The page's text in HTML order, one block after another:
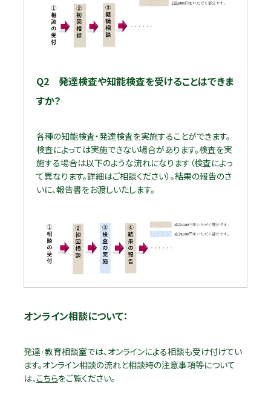
Q2 発達検査や知能検査を受けることはできま
すか？
各種の知能検査・発達検査を実施することができます。
検査によっては実施できない場合があります。検査を実
施する場合は以下のような流れになります（検査によっ
て異なります。詳細はご相談ください）。結果の報告のさ
いに、報告書をお渡しいたします。
オンライン相談について：
発達·教育相談室では、オンラインによる相談も受け付けてい
ます。オンライン相談の流れと相談時の注意事項等について
は、 こちらをご覧ください。